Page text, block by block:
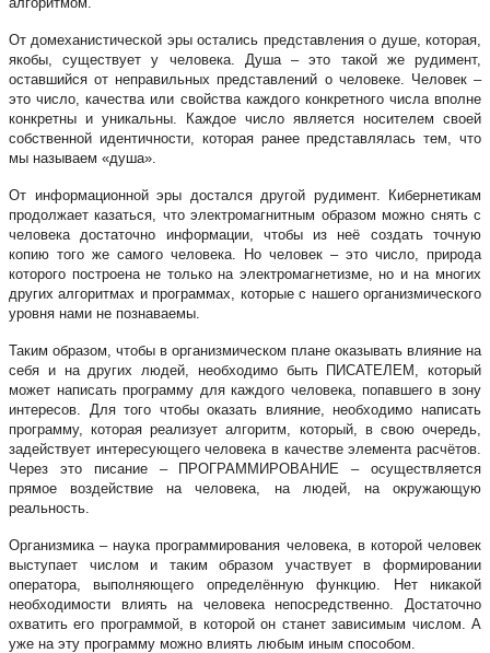
От домеханистической эры остались представления о душе, которая,
якобы, существует у человека. Душа – это такой же рудимент,
оставшийся от неправильных представлений о человеке. Человек –
это число, качества или свойства каждого конкретного числа вполне
конкретны и уникальны. Каждое число является носителем своей
собственной идентичности, которая ранее представлялась тем, что
мы называем «душа».
От информационной эры достался другой рудимент. Кибернетикам
продолжает казаться, что электромагнитным образом можно снять с
человека достаточно информации, чтобы из неё создать точную
копию того же самого человека. Но человек – это число, природа
которого построена не только на электромагнетизме, но и на многих
других алгоритмах и программах, которые с нашего организмического
уровня нами не познаваемы.
Таким образом, чтобы в организмическом плане оказывать влияние на
себя и на других людей, необходимо быть ПИСАТЕЛЕМ, который
может написать программу для каждого человека, попавшего в зону
интересов. Для того чтобы оказать влияние, необходимо написать
программу, которая реализует алгоритм, который, в свою очередь,
задействует интересующего человека в качестве элемента расчётов.
Через это писание – ПРОГРАММИРОВАНИЕ – осуществляется
прямое воздействие на человека, на людей, на окружающую
реальность.
Организмика – наука программирования человека, в которой человек
выступает числом и таким образом участвует в формировании
оператора, выполняющего определённую функцию. Нет никакой
необходимости влиять на человека непосредственно. Достаточно
охватить его программой, в которой он станет зависимым числом. А
уже на эту программу можно влиять любым иным способом.